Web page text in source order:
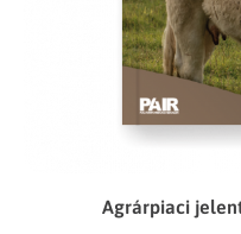
Agrárpiaci